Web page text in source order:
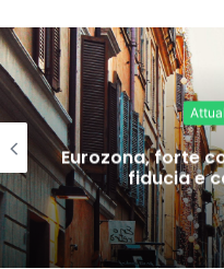
Eurozona, forte
fiducia e